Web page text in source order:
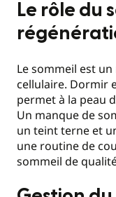
Le rôle du
Le sommeil est
cellulaire. Dormir
permet à la peau
Un manque de
un teint terne et
une routine de
sommeil de